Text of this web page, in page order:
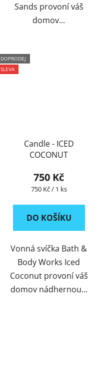
Sands provoní váš
domov...
DOPRODEJ
SLEVA
Candle - ICED
COCONUT
750 Kč
Měrná
750 Kč / 1 ks
DO KOŠÍKU
Vonná svíčka Bath &
Body Works Iced
Coconut provoní váš
domov nádhernou...